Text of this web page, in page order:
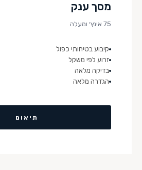
מסך ענק
75 אינץ׳ ומעלה
קיבוע בטיחותי כפול
זרוע לפי משקל
בדיקה מלאה
הגדרה מלאה
תיאום